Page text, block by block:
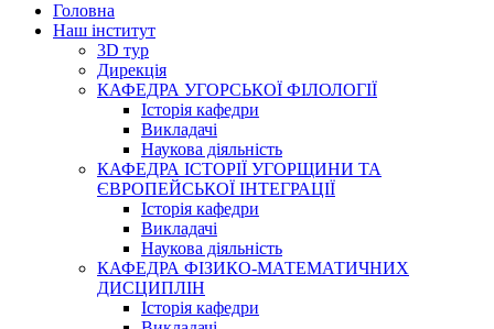
Головна
Наш інститут
3D тур
Дирекція
КАФЕДРА УГОРСЬКОЇ ФІЛОЛОГІЇ
Історія кафедри
Викладачі
Наукова діяльність
КАФЕДРА ІСТОРІЇ УГОРЩИНИ ТА
ЄВРОПЕЙСЬКОЇ ІНТЕГРАЦІЇ
Історія кафедри
Викладачі
Наукова діяльність
КАФЕДРА ФІЗИКО-МАТЕМАТИЧНИХ
ДИСЦИПЛІН
Історія кафедри